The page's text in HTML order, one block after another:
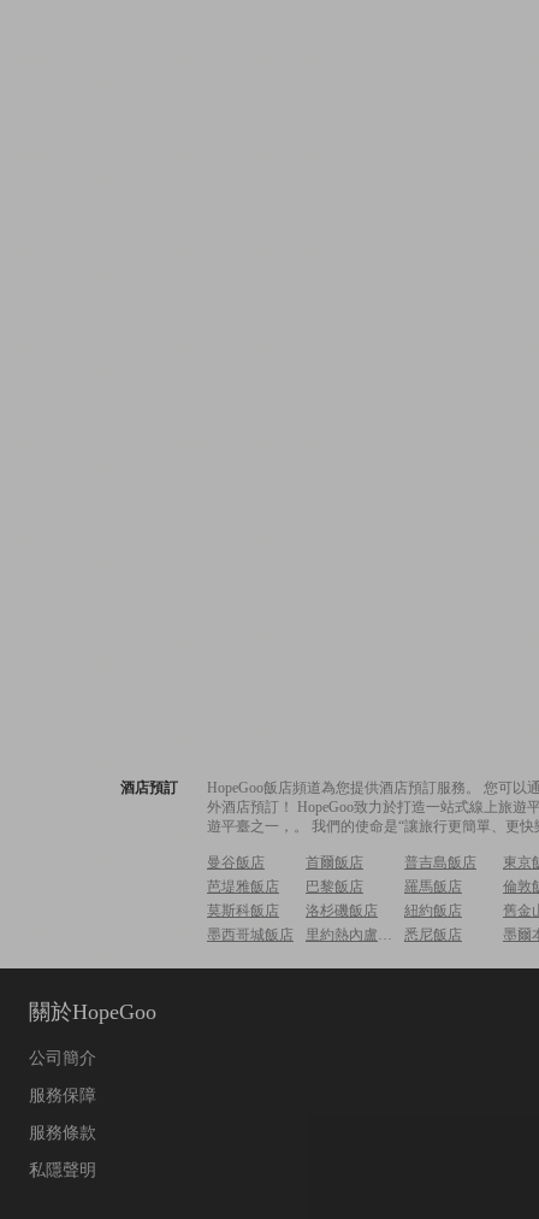
酒店預訂
HopeGoo飯店頻道為您提供酒店預訂服務。 您可
外酒店預訂！ HopeGoo致力於打造一站式線上旅
遊平臺之一，。 我們的使命是“讓旅行更簡單、更
曼谷飯店 首爾飯店 普吉島飯店
東京
芭堤雅飯店
巴黎飯店 羅馬飯店
倫敦
莫斯科飯店
洛杉磯飯店 紐約飯店
舊金
墨西哥城飯店
里約熱內盧飯店 悉尼飯店 墨爾
關於HopeGoo
公司簡介
服務保障
服務條款
私隱聲明